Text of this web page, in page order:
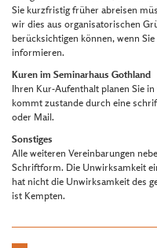
Sie kurzfristig früher abreisen
wir dies aus organisatorischen
berücksichtigen können, wenn
informieren.
Kuren im Seminarhaus Gothland
Ihren Kur-Aufenthalt planen Sie
kommt zustande durch eine
oder Mail.
Sonstiges
Alle weiteren Vereinbarungen
Schriftform. Die Unwirksamkeit
hat nicht die Unwirksamkeit des
ist Kempten.